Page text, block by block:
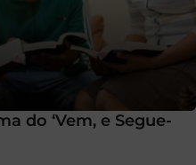
do ‘Vem, e Segue-